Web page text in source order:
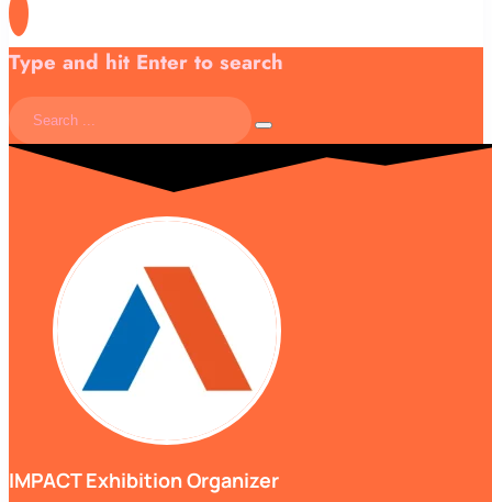
Type and hit Enter to search
IMPACT Exhibition Organizer